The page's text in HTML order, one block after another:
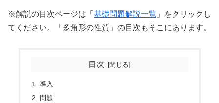
※解説の目次ページは「 基礎問題解説一覧 」をクリックし
てください。「多角形の性質」の目次もそこにあります。
目次
導入
問題